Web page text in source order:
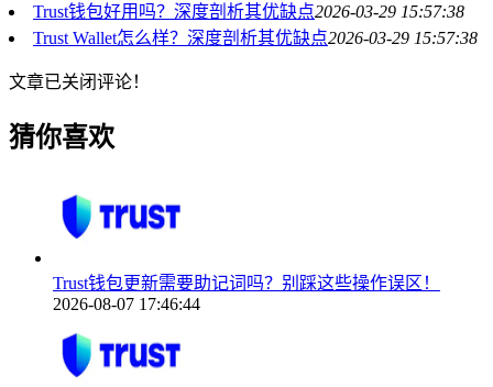
Trust钱包好用吗？深度剖析其优缺点2026-03-29 15:57:38
Trust Wallet怎么样？深度剖析其优缺点2026-03-29 15:57:38
文章已关闭评论！
猜你喜欢
Trust钱包更新需要助记词吗？别踩这些操作误区！
2026-08-07 17:46:44